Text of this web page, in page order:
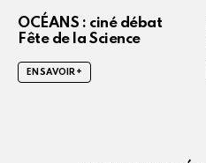
OCÉANS : ciné débat
Fête de la Science
EN SAVOIR +